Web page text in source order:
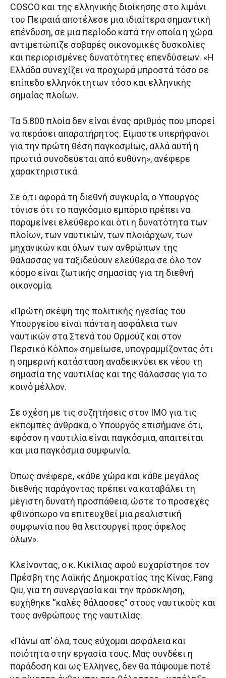
COSCO και της ελληνικής διοίκησης στο λιμάνι
του Πειραιά αποτέλεσε μια ιδιαίτερα σημαντική
επένδυση, σε μια περίοδο κατά την οποία η χώρα
αντιμετώπιζε σοβαρές οικονομικές δυσκολίες
και περιορισμένες δυνατότητες επενδύσεων. «Η
Ελλάδα συνεχίζει να προχωρά μπροστά τόσο σε
επίπεδο ελληνόκτητων τόσο και ελληνικής
σημαίας πλοίων.
Τα 5.800 πλοία δεν είναι ένας αριθμός που μπορεί
να περάσει απαρατήρητος. Είμαστε υπερήφανοι
για την πρώτη θέση παγκοσμίως, αλλά αυτή η
πρωτιά συνοδεύεται από ευθύνη», ανέφερε
χαρακτηριστικά.
Σε ό,τι αφορά τη διεθνή συγκυρία, ο Υπουργός
τόνισε ότι το παγκόσμιο εμπόριο πρέπει να
παραμείνει ελεύθερο και ότι η δυνατότητα των
πλοίων, των ναυτικών, των πλοιάρχων, των
μηχανικών και όλων των ανθρώπων της
θάλασσας να ταξιδεύουν ελεύθερα σε όλο τον
κόσμο είναι ζωτικής σημασίας για τη διεθνή
οικονομία.
«Πρώτη σκέψη της πολιτικής ηγεσίας του
Υπουργείου είναι πάντα η ασφάλεια των
ναυτικών στα Στενά του Ορμούζ και στον
Περσικό Κόλπο» σημείωσε, υπογραμμίζοντας ότι
η σημερινή κατάσταση αναδεικνύει εκ νέου τη
σημασία της ναυτιλίας και της θάλασσας για το
κοινό μέλλον.
Σε σχέση με τις συζητήσεις στον IMO για τις
εκπομπές άνθρακα, ο Υπουργός επισήμανε ότι,
εφόσον η ναυτιλία είναι παγκόσμια, απαιτείται
και μια παγκόσμια συμφωνία.
Όπως ανέφερε, «κάθε χώρα και κάθε μεγάλος
διεθνής παράγοντας πρέπει να καταβάλει τη
μέγιστη δυνατή προσπάθεια, ώστε το προσεχές
φθινόπωρο να επιτευχθεί μια ρεαλιστική
συμφωνία που θα λειτουργεί προς όφελος
όλων».
Κλείνοντας, ο κ. Κικίλιας αφού ευχαρίστησε τον
Πρέσβη της Λαϊκής Δημοκρατίας της Κίνας, Fang
Qiu, για τη συνεργασία και την πρόσκληση,
ευχήθηκε “καλές θάλασσες” στους ναυτικούς και
τους ανθρώπους της ναυτιλίας.
«Πάνω απ’ όλα, τους εύχομαι ασφάλεια και
ποιότητα στην εργασία τους. Μας συνδέει η
παράδοση και ως Έλληνες, δεν θα πάψουμε ποτέ